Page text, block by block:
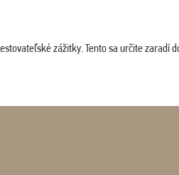
zážitky. Tento sa určite